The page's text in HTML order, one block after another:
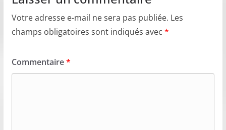
Votre adresse e-mail ne sera pas publiée. Les
champs obligatoires sont indiqués avec *
Commentaire*